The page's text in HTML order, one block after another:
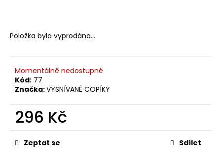
Položka byla vyprodána…
Momentálně nedostupné
Kód: 77
Značka:VYSNÍVANÉ COPÍKY
296 Kč
Měrná
cena:Zeptat se Sdílet
o
o
u
č
j
m
e